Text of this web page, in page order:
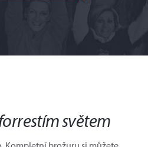
světem